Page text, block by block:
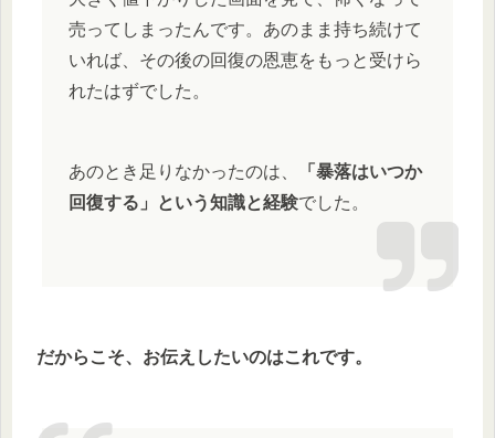
売ってしまったんです。あのまま持ち続けて
いれば、その後の回復の恩恵をもっと受けら
れたはずでした。
あのとき足りなかったのは、
「暴落はいつか
回復する」という知識と経験でした。
だからこそ、お伝えしたいのはこれです。